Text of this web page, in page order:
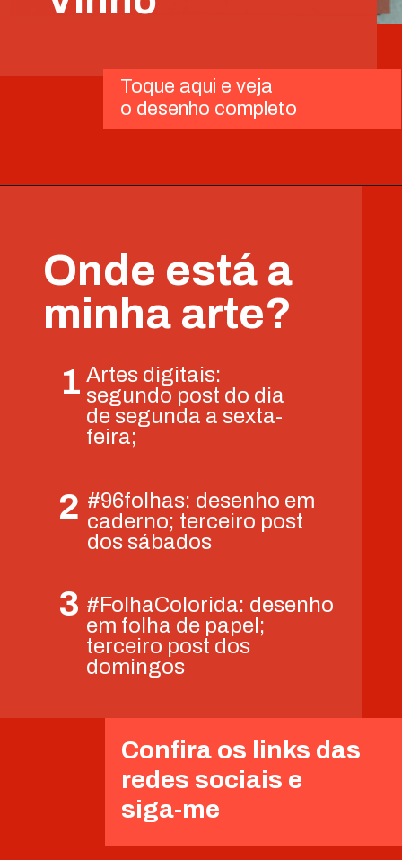
Toque aqui e veja
o desenho completo
Onde está a
minha arte?
Artes digitais:
segundo post do dia
de segunda a sexta-
feira;
#96folhas: desenho em
caderno; terceiro post
dos sábados
#FolhaColorida: desenho
em folha de papel;
terceiro post dos
domingos
3
2
1
Confira os links das
redes sociais e
siga-me